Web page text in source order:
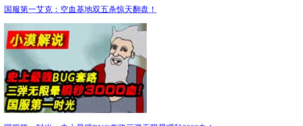
国服第一艾克：空血基地双五杀惊天翻盘！